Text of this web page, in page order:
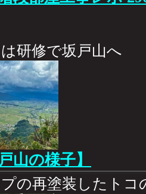
研修で坂戸山へ
山の様子】
プの再塗装したト